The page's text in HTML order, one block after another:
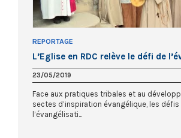
REPORTAGE
L’Eglise en RDC relève le défi de
23/05/2019
Face aux pratiques tribales et au
sectes d’inspiration évangélique, les défis
l’évangélisati...